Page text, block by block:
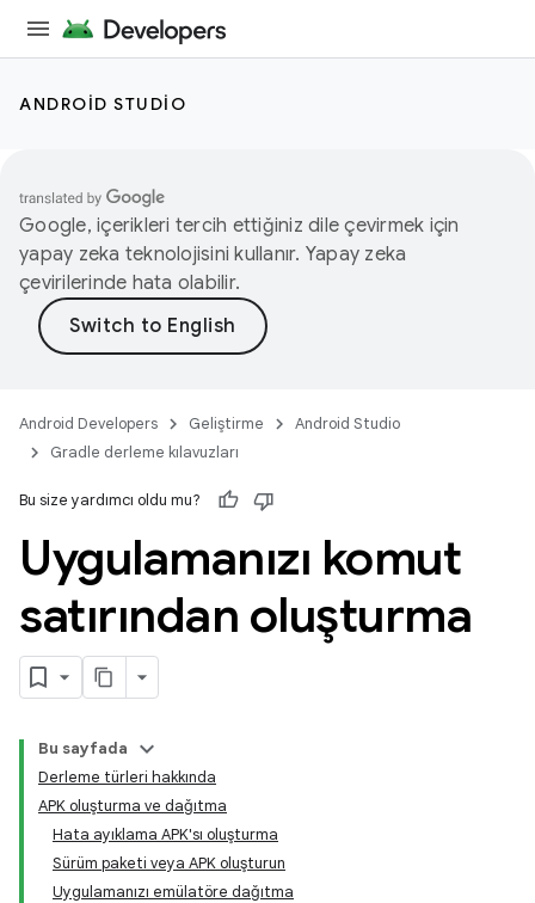
ANDROID STUDIO
Google, içerikleri tercih ettiğiniz dile çevirmek için
yapay zeka teknolojisini kullanır. Yapay zeka
çevirilerinde hata olabilir.
Android Developers Geliştirme
Android Studio
Gradle derleme kılavuzları
Bu size yardımcı oldu mu?
Uygulamanızı komut
satırından oluşturma
Bu sayfada
Derleme türleri hakkında
APK oluşturma ve dağıtma
Hata ayıklama APK'sı oluşturma
Sürüm paketi veya APK oluşturun
Uygulamanızı emülatöre dağıtma